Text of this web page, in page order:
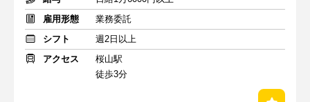
雇用形態
業務委託
シフト
週2日以上
アクセス
桜山駅
徒歩3分